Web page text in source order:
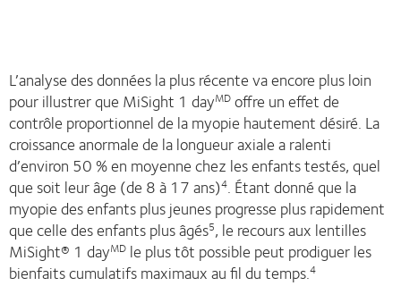
L’analyse des données la plus récente va encore plus loin
pour illustrer que MiSight 1 dayMD offre un effet de
contrôle proportionnel de la myopie hautement désiré. La
croissance anormale de la longueur axiale a ralenti
d’environ 50 % en moyenne chez les enfants testés, quel
que soit leur âge (de 8 à 17 ans)4. Étant donné que la
myopie des enfants plus jeunes progresse plus rapidement
que celle des enfants plus âgés5, le recours aux lentilles
MiSight® 1 dayMD le plus tôt possible peut prodiguer les
bienfaits cumulatifs maximaux au fil du temps.4